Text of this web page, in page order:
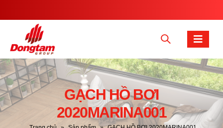
GẠCH HỒ BƠI
2020MARINA001